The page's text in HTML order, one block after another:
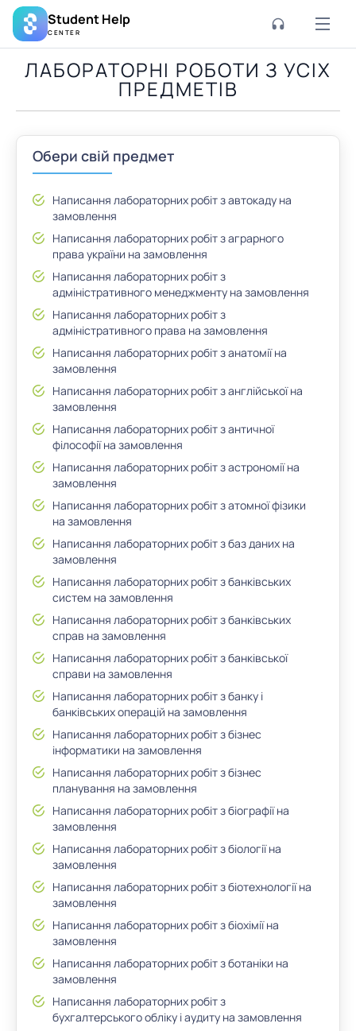
Student Help
CENTER
ЛАБОРАТОРНІ РОБОТИ З УСІХ
ПРЕДМЕТІВ
Обери свій предмет
Написання лабораторних робіт з автокаду на
замовлення
Написання лабораторних робіт з аграрного
права україни на замовлення
Написання лабораторних робіт з
адміністративного менеджменту на замовлення
Написання лабораторних робіт з
адміністративного права на замовлення
Написання лабораторних робіт з анатомії на
замовлення
Написання лабораторних робіт з англійської на
замовлення
Написання лабораторних робіт з античної
філософії на замовлення
Написання лабораторних робіт з астрономії на
замовлення
Написання лабораторних робіт з атомної фізики
на замовлення
Написання лабораторних робіт з баз даних на
замовлення
Написання лабораторних робіт з банківських
систем на замовлення
Написання лабораторних робіт з банківських
справ на замовлення
Написання лабораторних робіт з банківської
справи на замовлення
Написання лабораторних робіт з банку і
банківських операцій на замовлення
Написання лабораторних робіт з бізнес
інформатики на замовлення
Написання лабораторних робіт з бізнес
планування на замовлення
Написання лабораторних робіт з біографії на
замовлення
Написання лабораторних робіт з біології на
замовлення
Написання лабораторних робіт з біотехнології на
замовлення
Написання лабораторних робіт з біохімії на
замовлення
Написання лабораторних робіт з ботаніки на
замовлення
Написання лабораторних робіт з
бухгалтерського обліку і аудиту на замовлення